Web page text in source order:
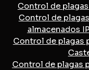
Control de
Control de
almacenados
Control de plagas
Control de plagas